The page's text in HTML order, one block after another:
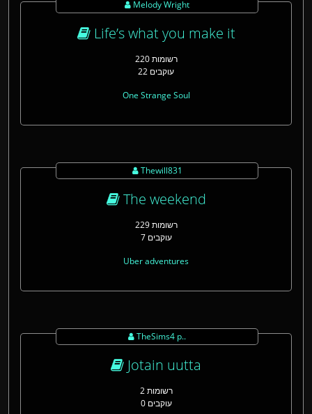
Melody Wright
Life’s what you make it
220 רשומות
22 עוקבים
One Strange Soul
Thewill831
The weekend
229 רשומות
7 עוקבים
Uber adventures
TheSims4 p..
Jotain uutta
2 רשומות
0 עוקבים